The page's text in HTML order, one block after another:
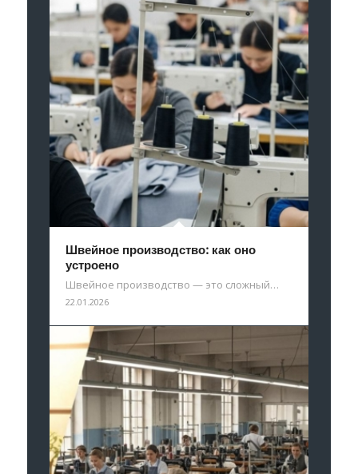
Швейное производство: как оно
устроено
Швейное производство — это сложный…
22.01.2026